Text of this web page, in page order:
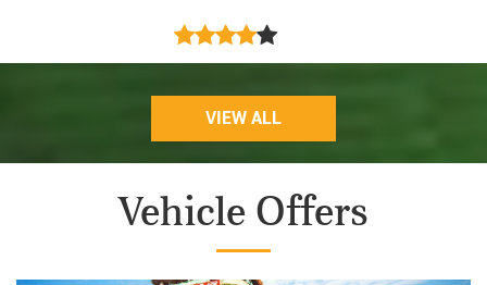
VIEW ALL
Vehicle Offers